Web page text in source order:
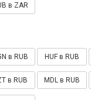
в ZAR
в RUB HUF в RUB
в RUB MDL в RUB